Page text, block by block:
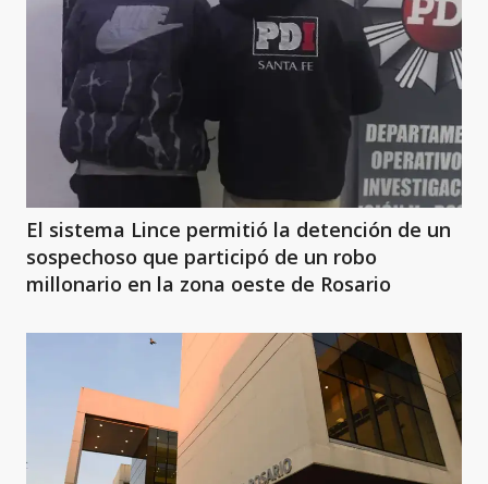
El sistema Lince permitió la detención de un
sospechoso que participó de un robo
millonario en la zona oeste de Rosario